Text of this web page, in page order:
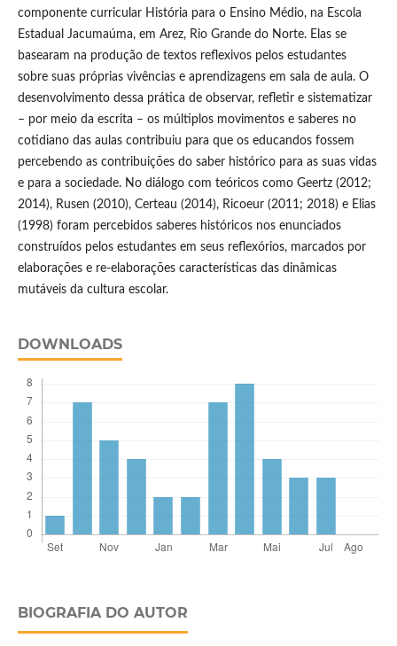
componente curricular História para o Ensino Médio, na Escola
Estadual Jacumaúma, em Arez, Rio Grande do Norte. Elas se
basearam na produção de textos reflexivos pelos estudantes
sobre suas próprias vivências e aprendizagens em sala de aula. O
desenvolvimento dessa prática de observar, refletir e sistematizar
– por meio da escrita – os múltiplos movimentos e saberes no
cotidiano das aulas contribuiu para que os educandos fossem
percebendo as contribuições do saber histórico para as suas vidas
e para a sociedade. No diálogo com teóricos como Geertz (2012;
2014), Rusen (2010), Certeau (2014), Ricoeur (2011; 2018) e Elias
(1998) foram percebidos saberes históricos nos enunciados
construídos pelos estudantes em seus reflexórios, marcados por
elaborações e re-elaborações características das dinâmicas
mutáveis da cultura escolar.
DOWNLOADS
BIOGRAFIA DO AUTOR